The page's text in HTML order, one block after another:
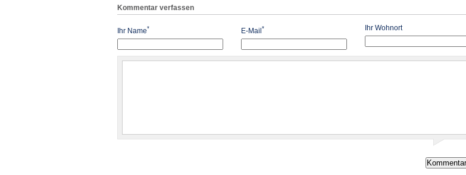
Kommentar verfassen
Ihr Name* E-Mail* Ihr Wohnort